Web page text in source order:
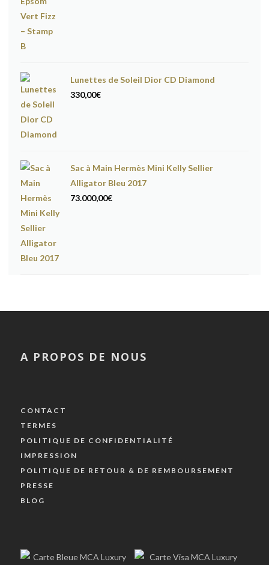
Lunettes de Soleil Dior CD Diamond
330,00€
Sac à Main Hermès Mini Kelly Sellier
Alligator Bleu 2017
73.000,00€
A PROPOS DE NOUS
CONTACT
TERMES
POLITIQUE DE CONFIDENTIALITÉ
IMPRESSION
POLITIQUE DE RETOUR & DE REMBOURSEMENT
PRESSE
BLOG